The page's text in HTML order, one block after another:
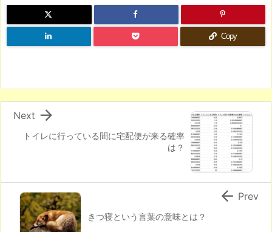
Copy
トイレに行っている間に宅配便が来る確率
は？

Next
きつ寝という言葉の意味とは？
 Prev